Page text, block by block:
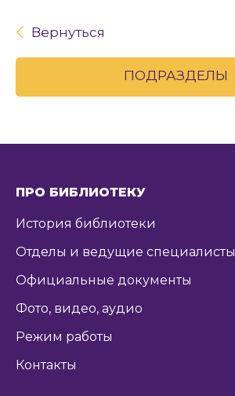
Вернуться
ПОДРАЗДЕЛЫ
ПРО БИБЛИОТЕКУ
История библиотеки
Отделы и ведущие специалисты
Официальные документы
Фото, видео, аудио
Режим работы
Контакты